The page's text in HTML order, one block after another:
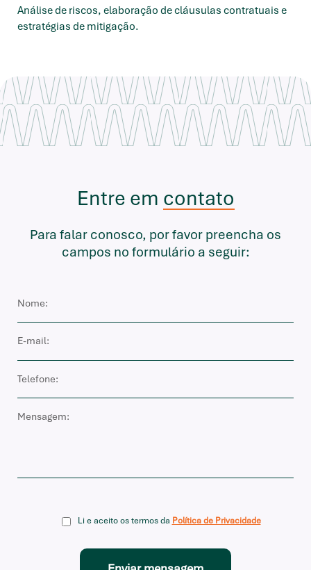
Análise de riscos, elaboração de cláusulas contratuais e
estratégias de mitigação.
Entre em contato
Para falar conosco, por favor preencha os
campos no formulário a seguir:
Li e aceito os termos da Política de Privacidade